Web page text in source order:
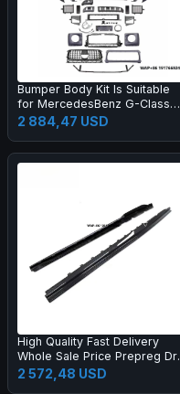
Bumper Body Kit Is Suitable
for MercedesBenz G-Class
W464 to W465 G63 OLD to
2 884,47 USD
High Quality Fast Delivery
Whole Sale Price Prepreg
Carbon Fiber Performance
Side Skirts for R8 2019-2023
2 572,48 USD